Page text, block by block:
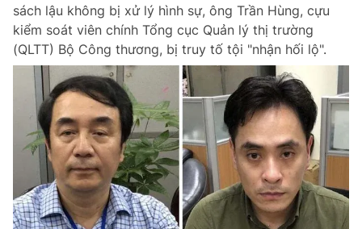
sách lậu không bị xử lý hình sự, ông Trần Hùng, cựu
kiểm soát viên chính Tổng cục Quản lý thị trường
(QLTT) Bộ Công thương, bị truy tố tội "nhận hối lộ".